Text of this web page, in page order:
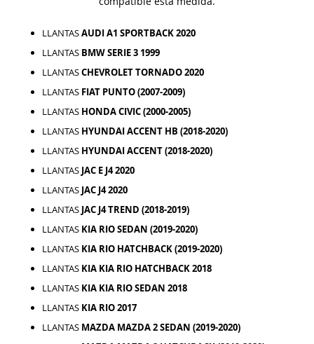
LLANTASAUDI A1 SPORTBACK 2020
LLANTAS BMW SERIE 3 1999
LLANTASCHEVROLET TORNADO 2020
LLANTAS FIAT PUNTO (2007-2009)
LLANTAS HONDA CIVIC (2000-2005)
LLANTAS HYUNDAI ACCENT HB (2018-2020)
LLANTAS HYUNDAI ACCENT (2018-2020)
LLANTAS JAC E J4 2020
LLANTAS JAC J4 2020
LLANTAS JAC J4 TREND (2018-2019)
LLANTAS KIA RIO SEDAN (2019-2020)
LLANTAS KIA RIO HATCHBACK (2019-2020)
LLANTAS KIA KIA RIO HATCHBACK 2018
LLANTAS KIA KIA RIO SEDAN 2018
LLANTAS KIA RIO 2017
LLANTAS MAZDA MAZDA 2 SEDAN (2019-2020)